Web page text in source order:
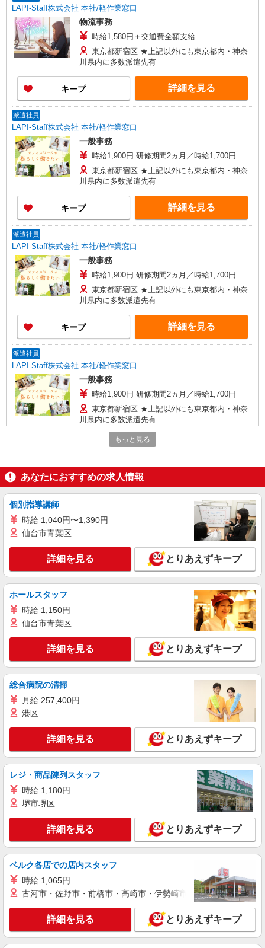
LAPI-Staff株式会社 本社/軽作業窓口
物流事務
時給1,580円＋交通費全額支給
東京都新宿区 ★上記以外にも東京都内・神奈
川県内に多数派遣先有
キープ 詳細を見る
派遣社員
LAPI-Staff株式会社 本社/軽作業窓口
一般事務
時給1,900円 研修期間2ヵ月／時給1,700円
東京都新宿区 ★上記以外にも東京都内・神奈
川県内に多数派遣先有
キープ 詳細を見る
派遣社員
LAPI-Staff株式会社 本社/軽作業窓口
一般事務
時給1,900円 研修期間2ヵ月／時給1,700円
東京都新宿区 ★上記以外にも東京都内・神奈
川県内に多数派遣先有
キープ 詳細を見る
派遣社員
LAPI-Staff株式会社 本社/軽作業窓口
一般事務
時給1,900円 研修期間2ヵ月／時給1,700円
東京都新宿区 ★上記以外にも東京都内・神奈
川県内に多数派遣先有
派遣社員
LAPI-Staff株式会社 本社/軽作業窓口
時給1,900円 研修期間2ヵ月／時給1,700円
東京都新宿区 ★上記以外にも東京都内・神奈
キープ 詳細を見る
派遣社員
LAPI-Staff株式会社 本社/軽作業窓口
時給1,900円 研修期間2ヵ月／時給1,700円
東京都新宿区 ★上記以外にも東京都内・神奈
川県内に多数派遣先有
キープ 詳細を見る
正社員 職業紹介
総合保険代理店・業務管理課の一般事務
月給：257,000円 〜284,000円 予定年収：
3,850,000円 〜 4,260,000円 （賃金内訳） 基本
給 ：232,000円 〜 259,000円 職位手当：10,000
円 ライフプラン手当：10,000円 リモートワーク手
当： 5,000円 賃金締日・支給日：月末締め／当月
25日支給（一部手当は翌月支給） 昇給：あり（年
1回） 賞与：あり（年2回）前年度実績3.2か月分
東京都新宿区西新宿２－４－１ 新宿ＮＳビル
詳細を見る
アルバイト パート 職業紹介
株式会社フルキャスト東京支社/EA0401G-AS
仕分け・シール貼りなどの簡単軽作業
時給1600円〜1800円（22:00〜翌5:00の深夜手
当で時給UP） ※給与幅は経験・能力による
東京都新宿区
キープ 詳細を見る
もっと見る
あなたにおすすめの求人情報
個別指導講師
時給 1,040円〜1,390円
仙台市青葉区
詳細を見る とりあえずキープ
ホールスタッフ
時給 1,150円
仙台市青葉区
詳細を見る とりあえずキープ
総合病院の清掃
月給 257,400円
港区
詳細を見る とりあえずキープ
レジ・商品陳列スタッフ
時給 1,180円
堺市堺区
詳細を見る とりあえずキープ
ベルク各店での店内スタッフ
時給 1,065円
古河市・佐野市・前橋市・高崎市・伊勢崎市・太田市・館林市
詳細を見る とりあえずキープ